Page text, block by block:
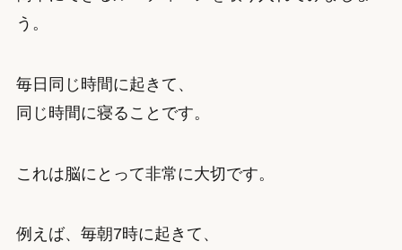
う。
毎日同じ時間に起きて、
同じ時間に寝ることです。
これは脳にとって非常に大切です。
例えば、毎朝7時に起きて、